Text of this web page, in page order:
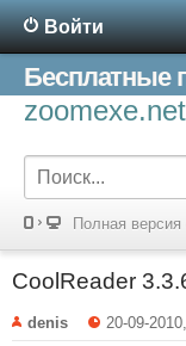
Войти
Бесплатные
zoomexe.net
Полная версия
CoolReader
denis 20-09-